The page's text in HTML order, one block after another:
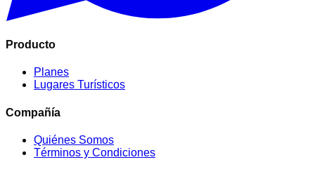
Producto
Planes
Lugares Turísticos
Compañía
Quiénes Somos
Términos y Condiciones